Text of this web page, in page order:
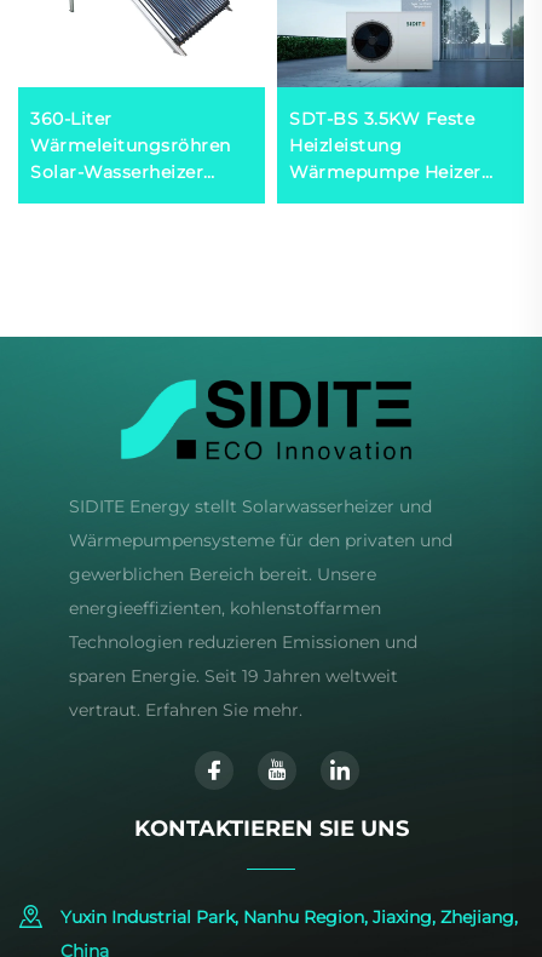
360-Liter
Wärmeleitungsröhren
Solar-Wasserheizer
Hochdruck Export nach
SDT-BS 3.5KW Feste
Heizleistung
Wärmepumpe Heizer
60°C/75°C
SIDITE Energy stellt Solarwasserheizer und
Wärmepumpensysteme für den privaten und
gewerblichen Bereich bereit. Unsere
energieeffizienten, kohlenstoffarmen
Technologien reduzieren Emissionen und
sparen Energie. Seit 19 Jahren weltweit
vertraut. Erfahren Sie mehr.
KONTAKTIEREN SIE UNS
Yuxin Industrial Park, Nanhu Region, Jiaxing, Zhejiang,
China